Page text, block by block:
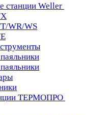
станции Weller
WR/WS
ТЕРМОПРО